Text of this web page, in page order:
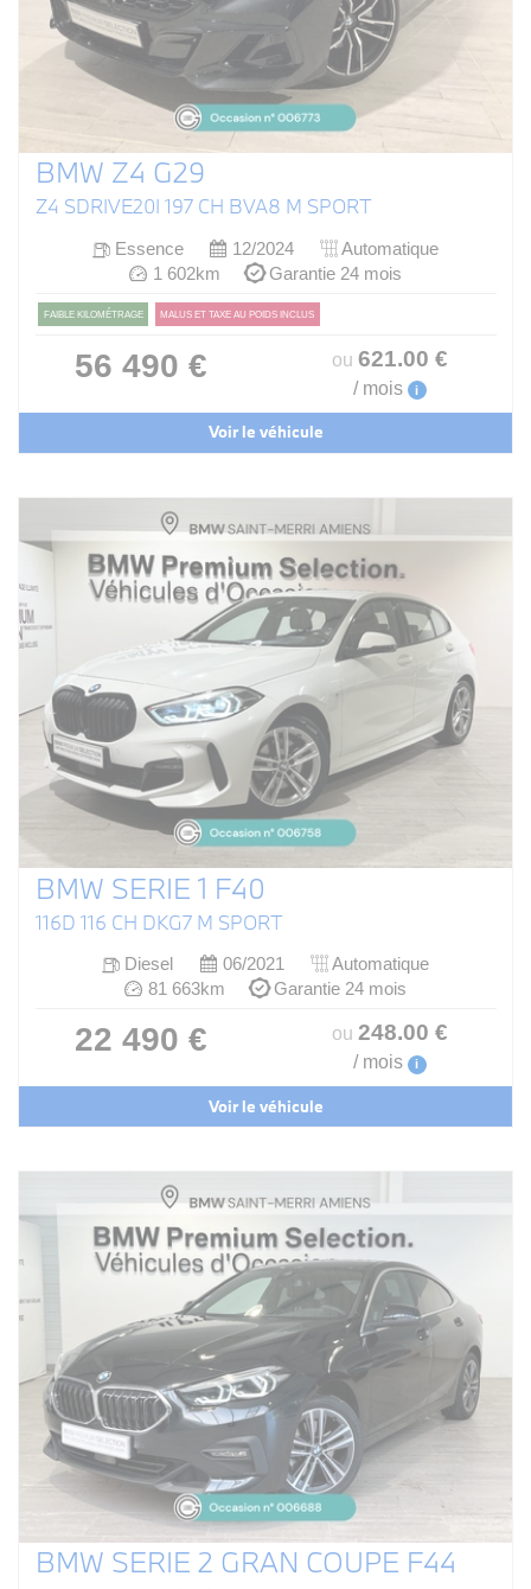
BMW Z4 G29
Z4 SDRIVE20I 197 CH BVA8 M SPORT
Essence 12/2024
Automatique
1 602km
Garantie 24 mois
FAIBLE KILOMÉTRAGE MALUS ET TAXE AU POIDS INCLUS
56 490 € ou 621.00 €
/ mois i
Voir le véhicule
BMW SERIE 1 F40
116D 116 CH DKG7 M SPORT
Diesel 06/2021
Automatique
81 663km
Garantie 24 mois
22 490 € ou 248.00 €
/ mois i
Voir le véhicule
BMW SERIE 2 GRAN COUPE F44